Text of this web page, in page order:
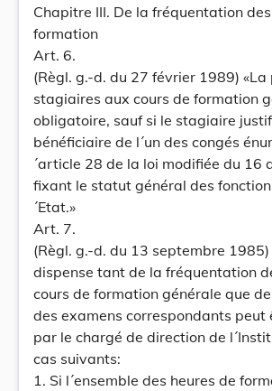
Chapitre III. De la fréquentation
formation
Art. 6.
(Règl. g.-d. du 27 février 1989) «La
stagiaires aux cours de formation
obligatoire, sauf si le stagiaire
bénéficiaire de l´un des congés
´article 28 de la loi modifiée du 16
fixant le statut général des
´Etat.»
Art. 7.
(Règl. g.-d. du 13 septembre 1985)
dispense tant de la fréquentation
cours de formation générale que de
des examens correspondants peut
par le chargé de direction de
cas suivants:
1. Si l´ensemble des heures de